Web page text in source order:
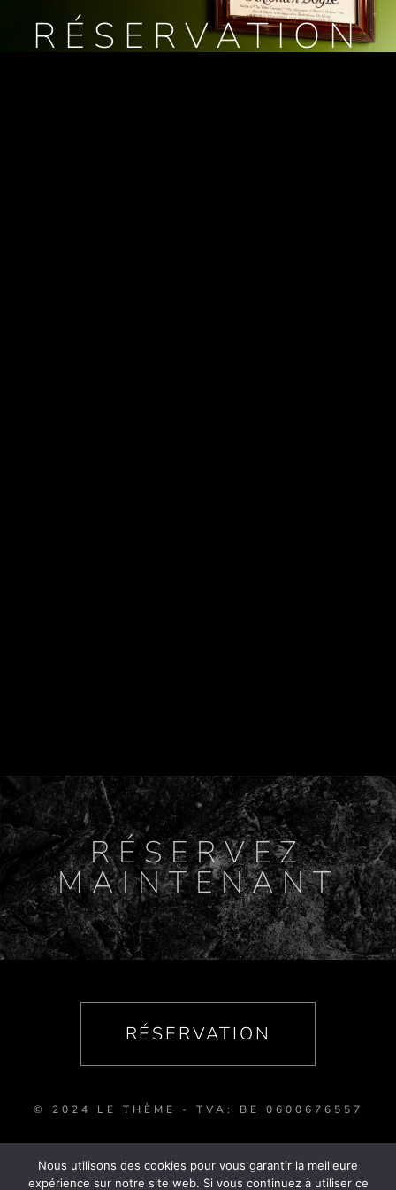
RÉSERVATION
RÉSERVEZ
MAINTENANT
RÉSERVATION
© 2024 LE THÈME - TVA: BE 0600676557
Nous utilisons des cookies pour vous garantir la meilleure
expérience sur notre site web. Si vous continuez à utiliser ce